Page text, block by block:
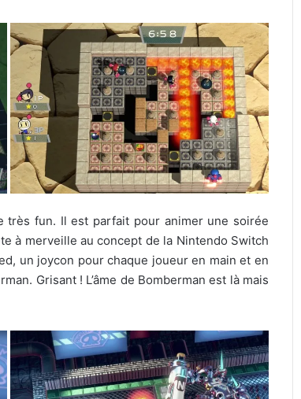
très fun. Il est parfait pour animer une soirée
à merveille au concept de la Nintendo Switch
un joycon pour chaque joueur en main et en
Grisant ! L’âme de Bomberman est là mais